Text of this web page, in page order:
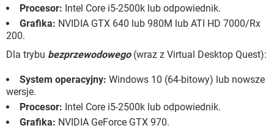
Procesor: Intel Core i5-2500k lub odpowiednik.
Grafika: NVIDIA GTX 640 lub 980M lub ATI HD 7000/Rx
200.
Dla trybu bezprzewodowego(wraz z Virtual Desktop Quest):
System operacyjny: Windows 10 (64-bitowy) lub nowsze
wersje.
Procesor: Intel Core i5-2500k lub odpowiednik.
Grafika: NVIDIA GeForce GTX 970.